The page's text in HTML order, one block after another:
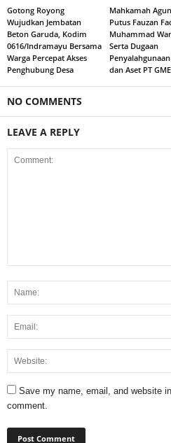
Gotong Royong
Wujudkan Jembatan
Beton Garuda, Kodim
0616/Indramayu Bersama
Warga Percepat Akses
Penghubung Desa
Mahkamah
Putus Fauzan
Muhammad
Serta Dugaan
dan Aset PT GME
NO COMMENTS
LEAVE A REPLY
Save my name, email, and website
comment.